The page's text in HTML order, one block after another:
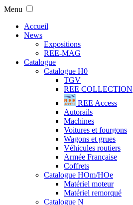
Menu
Accueil
News
Expositions
REE-MAG
Catalogue
Catalogue H0
TGV
REE COLLECTION
REE Access
Autorails
Machines
Voitures et fourgons
Wagons et grues
Véhicules routiers
Armée Française
Coffrets
Catalogue HOm/HOe
Matériel moteur
Matériel remorqué
Catalogue N